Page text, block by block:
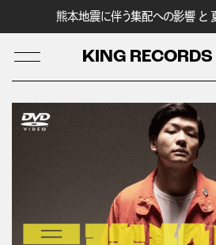
熊本地震に伴う集配への影響 と
KING RECORDS